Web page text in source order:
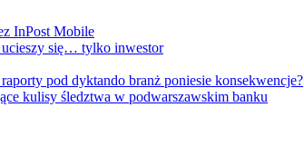
InPost Mobile
się… tylko inwestor
pod dyktando branż poniesie konsekwencje?
kulisy śledztwa w podwarszawskim banku